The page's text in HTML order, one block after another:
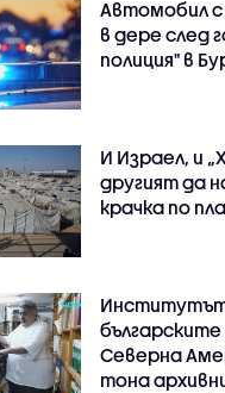
Автомобил с
в дере след
полиция" в
И Израел, и
другият да
крачка по
Институтът
Северна
тона